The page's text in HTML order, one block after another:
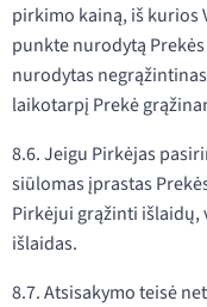
pirkimo kainą, iš kurios
punkte nurodytą
nurodytas
laikotarpį Prekė
8.6. Jeigu Pirkėjas
siūlomas įprastas
Pirkėjui grąžinti
išlaidas.
8.7. Atsisakymo teisė